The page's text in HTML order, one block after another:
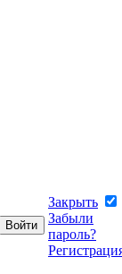
Закрыть
Забыли
пароль?